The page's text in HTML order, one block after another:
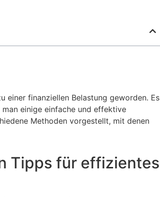
einer finanziellen Belastung geworden. Es
einige einfache und effektive
Methoden vorgestellt, mit denen
Tipps für effizientes